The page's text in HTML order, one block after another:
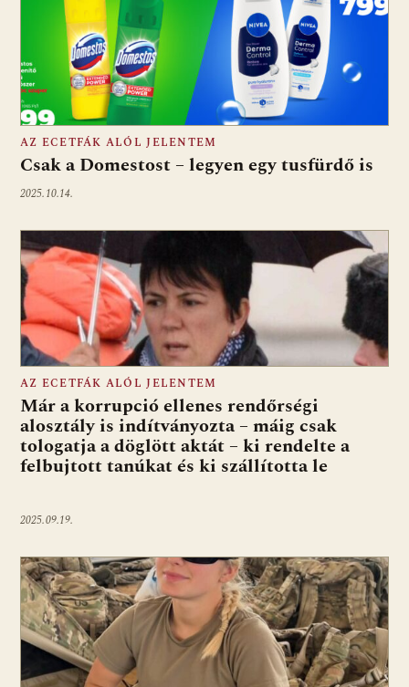
AZ ECETFÁK ALÓL JELENTEM
Csak a Domestost – legyen egy tusfürdő is
2025.10.14.
AZ ECETFÁK ALÓL JELENTEM
Már a korrupció ellenes rendőrségi
alosztály is indítványozta – máig csak
tologatja a döglött aktát – ki rendelte a
felbujtott tanúkat és ki szállította le
2025.09.19.